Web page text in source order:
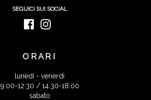
SEGUICI SUI SOCIAL
ORARI
lunedì - venerdì
9.00-12.30 / 14.30-18.00
sabato